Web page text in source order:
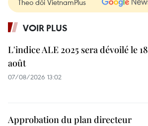
VOIR PLUS
L'indice ALE 2025 sera dévoilé le 18
août
07/08/2026 13:02
Approbation du plan directeur